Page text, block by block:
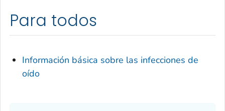
Para todos
Información básica sobre las infecciones de
oído